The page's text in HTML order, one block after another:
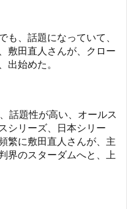
も、話題になっていて、
敷田直人さんが、クロー
出始めた。
話題性が高い、オールス
シリーズ、日本シリー
繁に敷田直人さんが、主
界のスターダムへと、上